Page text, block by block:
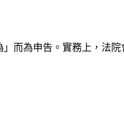
而為申告。實務上，法